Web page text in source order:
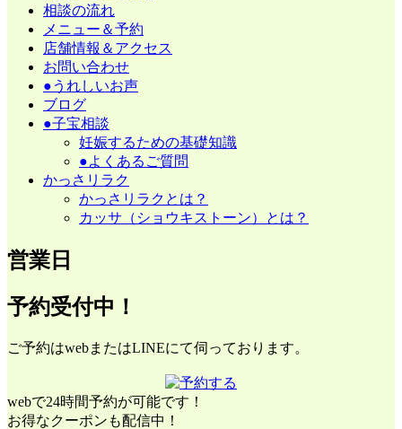
相談の流れ
メニュー＆予約
店舗情報＆アクセス
お問い合わせ
●うれしいお声
ブログ
●子宝相談
妊娠するための基礎知識
●よくあるご質問
かっさリラク
かっさリラクとは？
カッサ（ショウキストーン）とは？
営業日
予約受付中！
ご予約はwebまたはLINEにて伺っております。
webで24時間予約が可能です！
お得なクーポンも配信中！